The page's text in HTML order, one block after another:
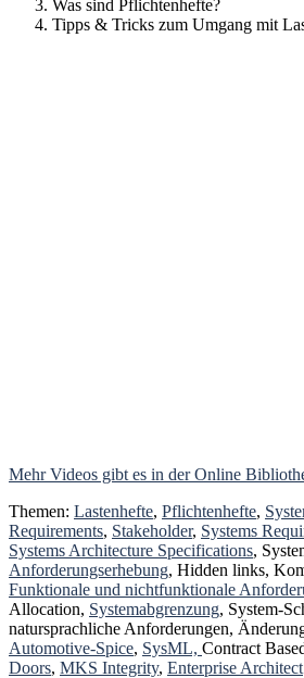
Was sind Pflichtenhefte?
Tipps & Tricks zum Umgang mit
Mehr Videos gibt es in der Online
Themen: Lastenhefte, Pflichtenhefte,
Requirements, Stakeholder, Systems
Systems Architecture Specifications,
Anforderungserhebung, Hidden links,
Funktionale und nichtfunktionale
Allocation, Systemabgrenzung, System-
natursprachliche Anforderungen,
Automotive-Spice, SysML, Contract
Doors, MKS Integrity, Enterprise Architect